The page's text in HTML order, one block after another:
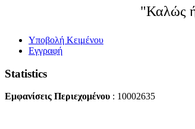
"Καλώς
Yποβολή Κειμένου
Εγγραφή
Statistics
Εμφανίσεις Περιεχομένου : 10002635